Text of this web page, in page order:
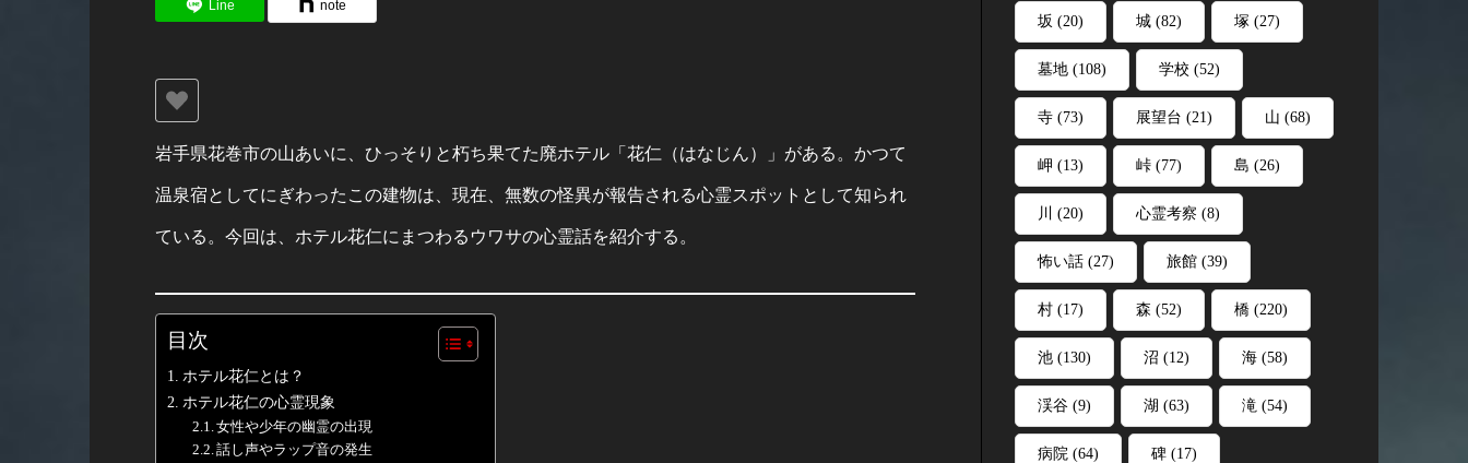
Line note
岩手県花巻市の山あいに、ひっそりと朽ち果てた廃ホテル「花仁（はなじん）」がある。かつて
温泉宿としてにぎわったこの建物は、現在、無数の怪異が報告される心霊スポットとして知られ
ている。今回は、ホテル花仁にまつわるウワサの心霊話を紹介する。
目次
ホテル花仁とは？
ホテル花仁の心霊現象
女性や少年の幽霊の出現
話し声やラップ音の発生
坂 (20) 城 (82) 塚 (27)
墓地 (108) 学校 (52)
寺 (73) 展望台 (21) 山 (68)
岬 (13) 峠 (77) 島 (26)
川 (20) 心霊考察 (8)
怖い話 (27) 旅館 (39)
村 (17) 森 (52) 橋 (220)
池 (130) 沼 (12) 海 (58)
渓谷 (9) 湖 (63) 滝 (54)
病院 (64) 碑 (17)